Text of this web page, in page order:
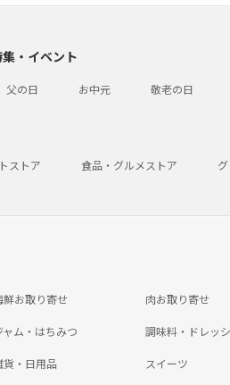
・イベント
父の日 お中元 敬老の日
ストア 食品・グルメストア
鮮お取り寄せ 肉お取り寄せ
ャム・はちみつ 調味料・ドレッ
貨・日用品 スイーツ